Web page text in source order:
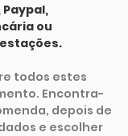
ou
todos estes
Encontra-
depois de
e escolher